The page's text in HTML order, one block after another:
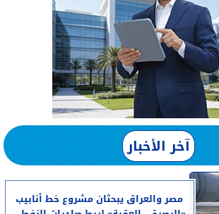
آخر الأخبار
مصر والعراق يبحثان مشروع خط أنابيب